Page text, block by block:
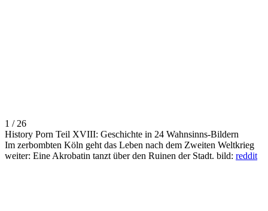
1 / 26
History Porn Teil XVIII: Geschichte in 24 Wahnsinns-Bildern
Im zerbombten Köln geht das Leben nach dem Zweiten Weltkrieg
weiter: Eine Akrobatin tanzt über den Ruinen der Stadt. bild: reddit